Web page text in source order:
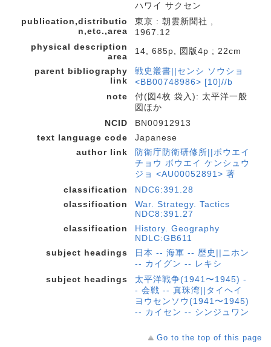
ハワイ サクセン
publication,distributio
n,etc.,area
東京 : 朝雲新聞社 ,
1967.12
physical description
area
14, 685p, 図版4p ; 22cm
parent bibliography
link
戦史叢書||センシ ソウショ
<BB00748986> [10]//b
note
付(図4枚 袋入): 太平洋一般
図ほか
NCID
BN00912913
text language code
Japanese
author link
防衛庁防衛研修所||ボウエイ
チョウ ボウエイ ケンシュウ
ジョ <AU00052891> 著
classification
NDC6:391.28
classification
War. Strategy. Tactics
NDC8:391.27
classification
History. Geography
NDLC:GB611
subject headings
日本 -- 海軍 -- 歴史||ニホン
-- カイグン -- レキシ
subject headings
太平洋戦争(1941〜1945) -
- 会戦 -- 真珠湾||タイヘイ
ヨウセンソウ(1941〜1945)
-- カイセン -- シンジュワン
Go to the top of this page